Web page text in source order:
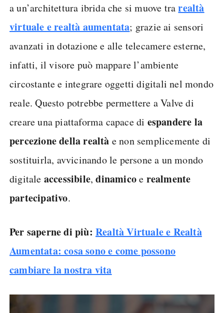
a un’architettura ibrida che si muove trarealtà
virtuale e realtà aumentata; grazie ai sensori
avanzati in dotazione e alle telecamere esterne,
infatti, il visore può mappare l’ambiente
circostante e integrare oggetti digitali nel mondo
reale. Questo potrebbe permettere a Valve di
creare una piattaforma capace di espandere la
percezione della realtà e non semplicemente di
sostituirla, avvicinando le persone a un mondo
digitale accessibile,dinamicoe realmente
partecipativo.
Per saperne di più: Realtà Virtuale e Realtà
Aumentata: cosa sono e come possono
cambiare la nostra vita